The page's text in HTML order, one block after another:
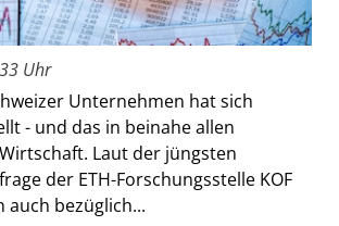
Uhr
Unternehmen hat sich
- und das in beinahe allen
Laut der jüngsten
der ETH-Forschungsstelle KOF
auch bezüglich...